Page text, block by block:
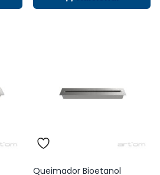
Queimador Bioetanol